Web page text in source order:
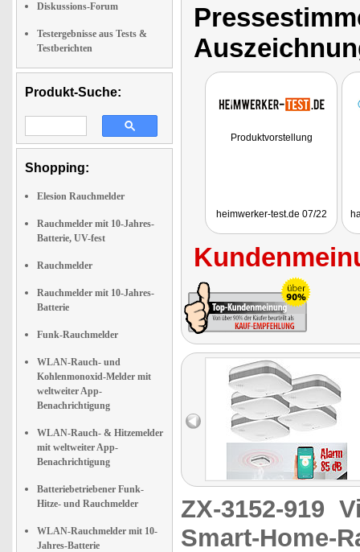
Diskussions-Forum
Testergebnisse aus Tests &
Testberichten
Produkt-Suche:
Shopping:
Elesion Rauchmelder
Rauchmelder mit 10-Jahres-
Batterie, UV-fest
Rauchmelder
Rauchmelder mit 10-Jahres-
Batterie
Funk-Rauchmelder
WLAN-Rauch- und
Kohlenmonoxid-Melder mit
weltweiter App-
Benachrichtigung
WLAN-Rauch- & Hitzemelder
mit weltweiter App-
Benachrichtigung
Batteriebetriebener Funk-
Hitze- und Rauchmelder
WLAN-Rauchmelder mit 10-
Jahres-Batterie
Produktvorstellung
heimwerker-test.de 07/22
ZX-3152-919
Smart-Home-